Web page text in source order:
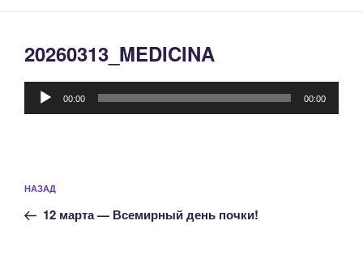
20260313_MEDICINA
Аудиоплеер
00:00 00:00
по
записям
Предыдущая
запись:
НАЗАД
12 марта — Всемирный день почки!